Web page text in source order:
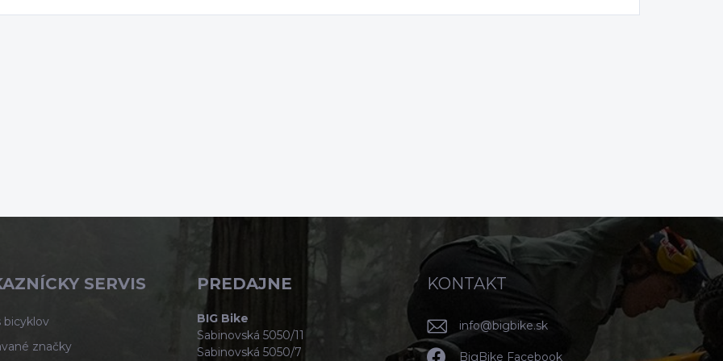
SERVIS
bicyklov
značky
PREDAJNE
BIG Bike
Sabinovská 5050/11
Sabinovská 5050/7
KONTAKT
info@bigbike.sk
BigBike Facebook